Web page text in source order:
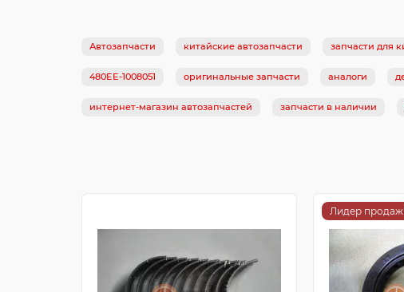
Автозапчасти китайские автозапчасти запчасти для
480EE-1008051 оригинальные запчасти аналоги
интернет-магазин автозапчастей запчасти в наличии
Лидер продаж!